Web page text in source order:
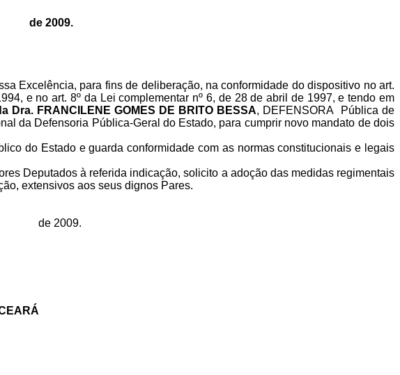
de 2009.
Excelência, para fins de deliberação, na conformidade do dispositivo no art.
e no art. 8º da Lei complementar nº 6, de 28 de abril de 1997, e tendo em
Dra. FRANCILENE GOMES DE BRITO BESSA, DEFENSORA Pública de
da Defensoria Pública-Geral do Estado, para cumprir novo mandato de dois
do Estado e guarda conformidade com as normas constitucionais e legais
Deputados à referida indicação, solicito a adoção das medidas regimentais
extensivos aos seus dignos Pares.
2009.